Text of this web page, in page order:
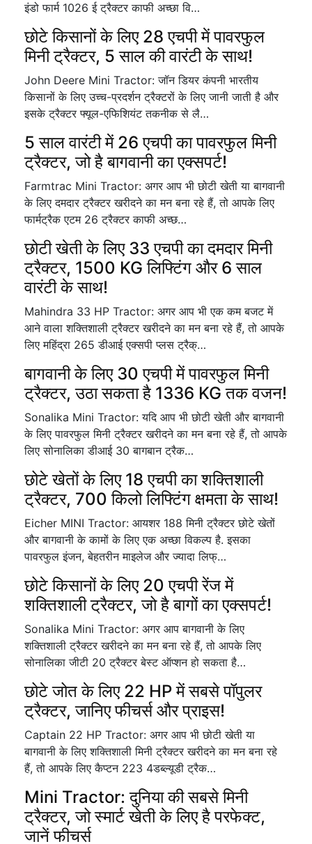
इंडो फार्म 1026 ई ट्रैक्टर काफी अच्छा वि…
छोटे किसानों के लिए 28 एचपी में पावरफुल
मिनी ट्रैक्टर, 5 साल की वारंटी के साथ!
John Deere Mini Tractor: जॉन डियर कंपनी भारतीय
किसानों के लिए उच्च-प्रदर्शन ट्रैक्टरों के लिए जानी जाती है और
इसके ट्रैक्टर फ्यूल-एफिशियंट तकनीक से लै…
5 साल वारंटी में 26 एचपी का पावरफुल मिनी
ट्रैक्टर, जो है बागवानी का एक्सपर्ट!
Farmtrac Mini Tractor: अगर आप भी छोटी खेती या बागवानी
के लिए दमदार ट्रैक्टर खरीदने का मन बना रहे हैं, तो आपके लिए
फार्मट्रैक एटम 26 ट्रैक्टर काफी अच्छ…
छोटी खेती के लिए 33 एचपी का दमदार मिनी
ट्रैक्टर, 1500 KG लिफ्टिंग और 6 साल
वारंटी के साथ!
Mahindra 33 HP Tractor: अगर आप भी एक कम बजट में
आने वाला शक्तिशाली ट्रैक्टर खरीदने का मन बना रहे हैं, तो आपके
लिए महिंद्रा 265 डीआई एक्सपी प्लस ट्रैक्…
बागवानी के लिए 30 एचपी में पावरफुल मिनी
ट्रैक्टर, उठा सकता है 1336 KG तक वजन!
Sonalika Mini Tractor: यदि आप भी छोटी खेती और बागवानी
के लिए पावरफुल मिनी ट्रैक्टर खरीदने का मन बना रहे हैं, तो आपके
लिए सोनालिका डीआई 30 बागबान ट्रैक…
छोटे खेतों के लिए 18 एचपी का शक्तिशाली
ट्रैक्टर, 700 किलो लिफ्टिंग क्षमता के साथ!
Eicher MINI Tractor: आयशर 188 मिनी ट्रैक्टर छोटे खेतों
और बागवानी के कामों के लिए एक अच्छा विकल्प है. इसका
पावरफुल इंजन, बेहतरीन माइलेज और ज्यादा लिफ्…
छोटे किसानों के लिए 20 एचपी रेंज में
शक्तिशाली ट्रैक्टर, जो है बागों का एक्सपर्ट!
Sonalika Mini Tractor: अगर आप बागवानी के लिए
शक्तिशाली ट्रैक्टर खरीदने का मन बना रहे हैं, तो आपके लिए
सोनालिका जीटी 20 ट्रैक्टर बेस्ट ऑप्शन हो सकता है…
छोटे जोत के लिए 22 HP में सबसे पॉपुलर
ट्रैक्टर, जानिए फीचर्स और प्राइस!
Captain 22 HP Tractor: अगर आप भी छोटी खेती या
बागवानी के लिए शक्तिशाली मिनी ट्रैक्टर खरीदने का मन बना रहे
हैं, तो आपके लिए कैप्टन 223 4डब्ल्यूडी ट्रैक…
Mini Tractor: दुनिया की सबसे मिनी
ट्रैक्टर, जो स्मार्ट खेती के लिए है परफेक्ट,
जानें फीचर्स